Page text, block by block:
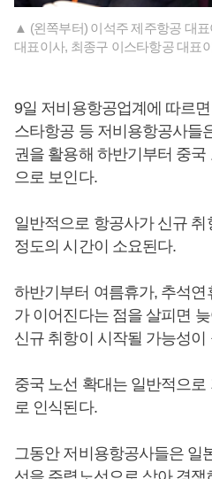
▲ (왼쪽부터) 이석주 제주항공 대
대표이사, 최종구 이스타항공 대표
9일 저비용항공업계에 따르
스타항공 등 저비용항공사들
권을 활용해 하반기부터 중
으로 보인다.
일반적으로 항공사가 신규
정도의 시간이 소요된다.
하반기부터 여름휴가, 추석연
가 이어진다는 점을 살피면
신규 취항이 시작될 가능성이
중국 노선 확대는 일반적으
로 인식된다.
그동안 저비용항공사들은 일